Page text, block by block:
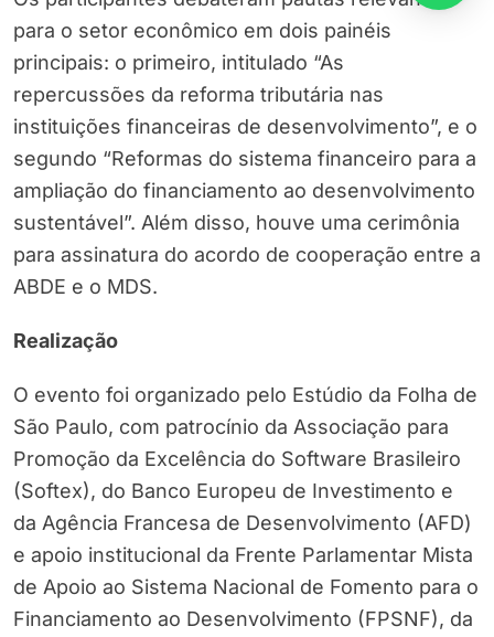
para o setor econômico em dois painéis
principais: o primeiro, intitulado “As
repercussões da reforma tributária nas
instituições financeiras de desenvolvimento”, e o
segundo “Reformas do sistema financeiro para a
ampliação do financiamento ao desenvolvimento
sustentável”. Além disso, houve uma cerimônia
para assinatura do acordo de cooperação entre a
ABDE e o MDS.
Realização
O evento foi organizado pelo Estúdio da Folha de
São Paulo, com patrocínio da Associação para
Promoção da Excelência do Software Brasileiro
(Softex), do Banco Europeu de Investimento e
da Agência Francesa de Desenvolvimento (AFD)
e apoio institucional da Frente Parlamentar Mista
de Apoio ao Sistema Nacional de Fomento para o
Financiamento ao Desenvolvimento (FPSNF), da